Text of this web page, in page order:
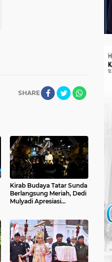
SHARE
Kirab Budaya Tatar Sunda
Berlangsung Meriah, Dedi
Mulyadi Apresiasi